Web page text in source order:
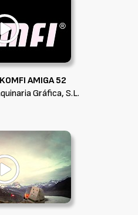
AMIGA 52
Gráfica, S.L.